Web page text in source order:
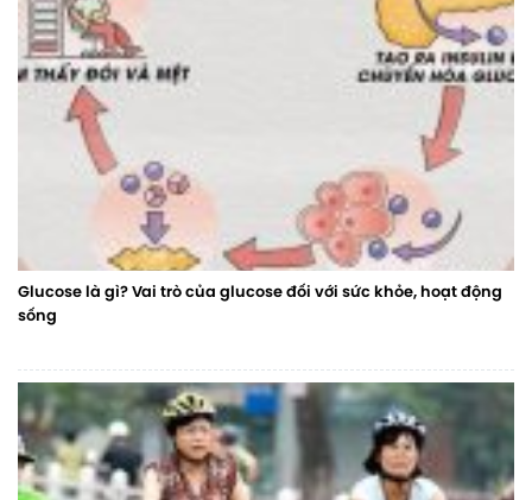
Glucose là gì? Vai trò của glucose đối với sức khỏe, hoạt động
sống